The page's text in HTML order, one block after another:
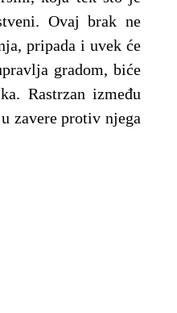
Ovaj brak ne
pripada i uvek će
gradom, biće
Rastrzan između
zavere protiv njega